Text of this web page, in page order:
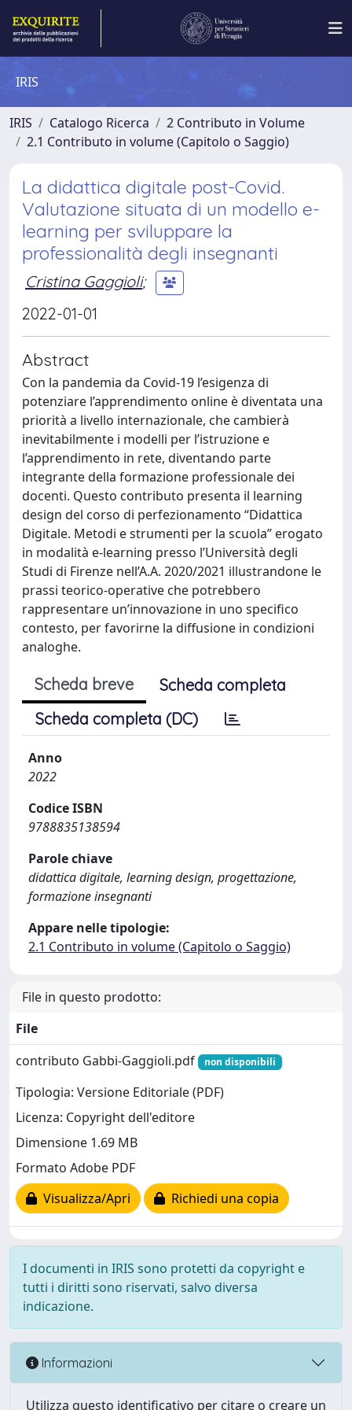
IRIS
IRIS Catalogo Ricerca
2 Contributo in Volume
2.1 Contributo in volume (Capitolo o Saggio)
La didattica digitale post-Covid.
Valutazione situata di un modello e-
learning per sviluppare la
professionalità degli insegnanti
Cristina Gaggioli;
2022-01-01
Abstract
Con la pandemia da Covid-19 l’esigenza di
potenziare l’apprendimento online è diventata una
priorità a livello internazionale, che cambierà
inevitabilmente i modelli per l’istruzione e
l’apprendimento in rete, diventando parte
integrante della formazione professionale dei
docenti. Questo contributo presenta il learning
design del corso di perfezionamento “Didattica
Digitale. Metodi e strumenti per la scuola” erogato
in modalità e-learning presso l’Università degli
Studi di Firenze nell’A.A. 2020/2021 illustrandone le
prassi teorico-operative che potrebbero
rappresentare un’innovazione in uno specifico
contesto, per favorirne la diffusione in condizioni
analoghe.
Scheda breve
Scheda completa
Scheda completa (DC)
Anno
2022
Codice ISBN
9788835138594
Parole chiave
didattica digitale, learning design, progettazione,
formazione insegnanti
Appare nelle tipologie:
2.1 Contributo in volume (Capitolo o Saggio)
File in questo prodotto:
File
contributo Gabbi-Gaggioli.pdf
non disponibili
Tipologia: Versione Editoriale (PDF)
Licenza: Copyright dell'editore
Dimensione 1.69 MB
Formato Adobe PDF
Visualizza/Apri
Richiedi una copia
I documenti in IRIS sono protetti da copyright e
tutti i diritti sono riservati, salvo diversa
indicazione.
Informazioni
Utilizza questo identificativo per citare o creare un